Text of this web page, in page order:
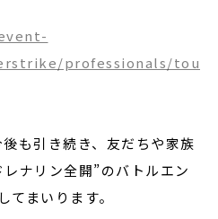
professionals/tou
も引き続き、友だちや家族
ナリン全開”のバトルエン
まいります。